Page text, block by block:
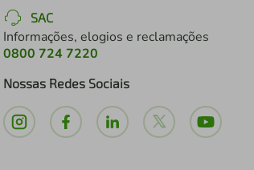
SAC
Informações, elogios e reclamações
0800 724 7220
Nossas Redes Sociais